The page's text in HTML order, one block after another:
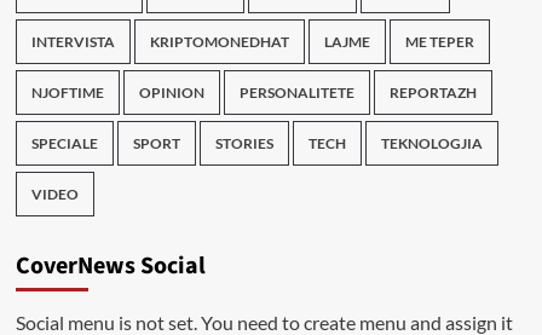
INTERVISTA KRIPTOMONEDHAT LAJME ME TEPER
NJOFTIME OPINION PERSONALITETE REPORTAZH
SPECIALE SPORT STORIES TECH TEKNOLOGJIA
VIDEO
CoverNews Social
Social menu is not set. You need to create menu and assign it